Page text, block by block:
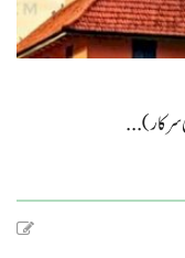
سرکار)...